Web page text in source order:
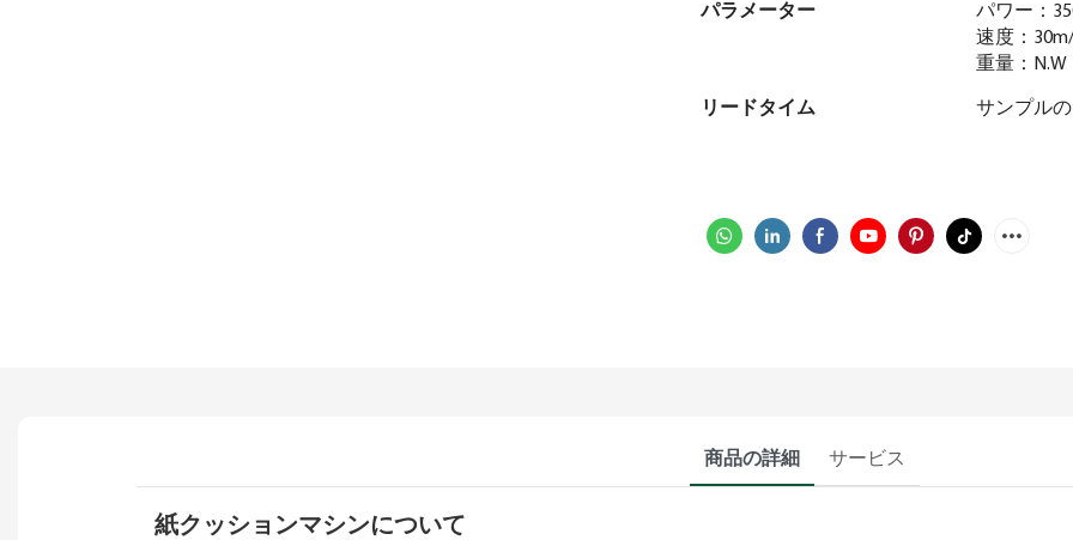
パラメーター
パワー：
速度：
重量：N.W
リードタイム サンプル
商品の詳細 サービス
紙クッションマシンについて